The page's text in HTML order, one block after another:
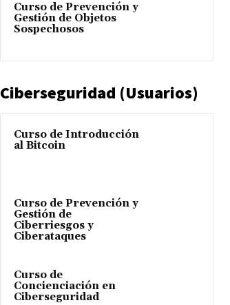
Curso de Prevención y
Gestión de Objetos
Sospechosos
Ciberseguridad (Usuarios)
Curso de Introducción
al Bitcoin
Curso de Prevención y
Gestión de
Ciberriesgos y
Ciberataques
Curso de
Concienciación en
Ciberseguridad